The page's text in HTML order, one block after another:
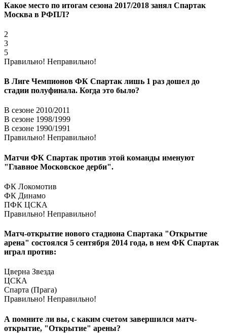
Какое место по итогам сезона 2017/2018 занял Спартак
Москва в РФПЛ?
2
3
5
Правильно! Неправильно!
В Лиге Чемпионов ФК Спартак лишь 1 раз дошел до
стадии полуфинала. Когда это было?
В сезоне 2010/2011
В сезоне 1998/1999
В сезоне 1990/1991
Правильно! Неправильно!
Матчи ФК Спартак против этой команды именуют
"Главное Московское дерби".
ФК Локомотив
ФК Динамо
ПФК ЦСКА
Правильно! Неправильно!
Матч-открытие нового стадиона Спартака "Открытие
арена" состоялся 5 сентября 2014 года, в нем ФК Спартак
играл против:
Цверна Звезда
ЦСКА
Спарта (Прага)
Правильно! Неправильно!
А помните ли вы, с каким счетом завершился матч-
открытие, "Открытие" арены?